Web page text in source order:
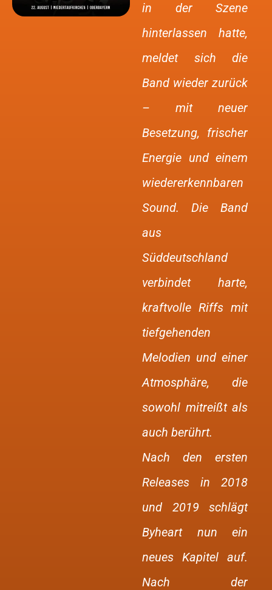
in der Szene
hinterlassen hatte,
meldet sich die
Band wieder zurück
– mit neuer
Besetzung, frischer
Energie und einem
wiedererkennbaren
Sound. Die Band
aus
Süddeutschland
verbindet harte,
kraftvolle Riffs mit
tiefgehenden
Melodien und einer
Atmosphäre, die
sowohl mitreißt als
auch berührt.
Nach den ersten
Releases in 2018
und 2019 schlägt
Byheart nun ein
neues Kapitel auf.
Nach der